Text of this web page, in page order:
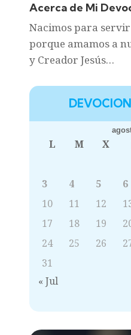
Acerca de Mi
Nacimos para
porque amamos a
y Creador Jesús…
L M X
3
4 5 6
10
11 12
17
18 19
24
25 26
31
« Jul